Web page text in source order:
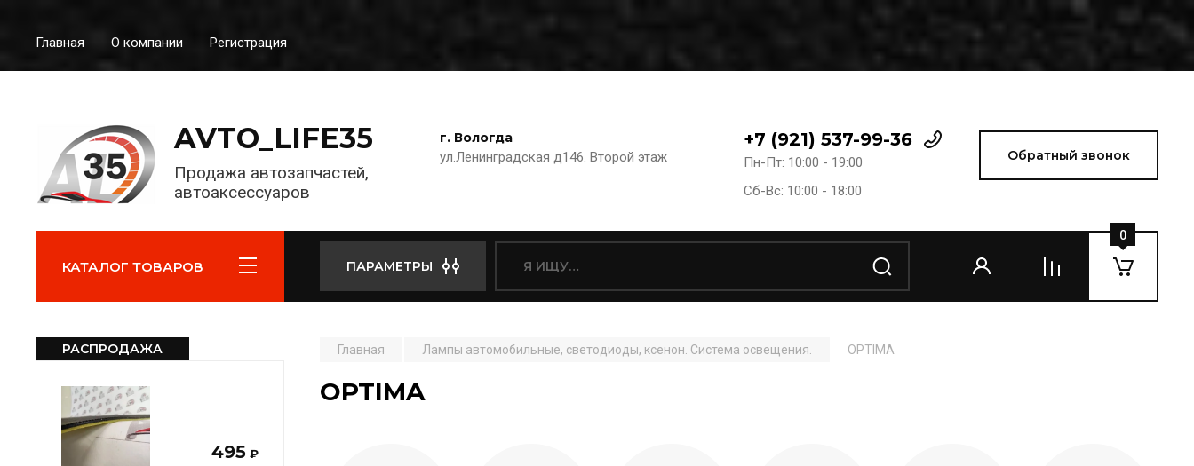
Главная О компании Регистрация
AVTO_LIFE35
Продажа автозапчастей,
автоаксессуаров
г. Вологда
ул.Ленинградская д146. Второй этаж
+7 (921) 537-99-36
Пн-Пт: 10:00 - 19:00
Сб-Вс: 10:00 - 18:00
Обратный звонок
КАТАЛОГ ТОВАРОВ ПАРАМЕТРЫ
0
РАСПРОДАЖА
495 ₽
Главная Лампы автомобильные, светодиоды, ксенон. Система освещения. OPTIMA
OPTIMA